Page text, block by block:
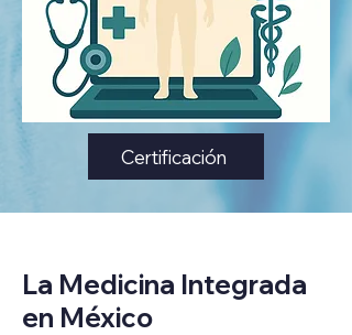
Certificación
La Medicina Integrada
en México